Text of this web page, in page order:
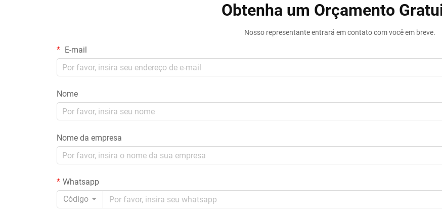
Obtenha um Orçamento
Nosso representante entrará em contato com você em breve.
E-mail
Nome
Nome da empresa
Whatsapp
Código